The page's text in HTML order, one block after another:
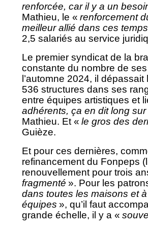
renforcée, car il y a un
Mathieu, le « renforcement
meilleur allié dans ces
2,5 salariés au service
Le premier syndicat de la
constante du nombre de
l’automne 2024, il
536 structures dans ses
entre équipes artistiques et
adhérents, ça en dit long
Mathieu. Et « le gros des
Guièze.
Et pour ces dernières,
refinancement du Fonpeps
renouvellement pour trois
fragmenté ». Pour les
dans toutes les maisons et
équipes », qu’il faut
grande échelle, il y a «